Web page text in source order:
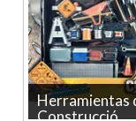
Herramientas
Construcció...